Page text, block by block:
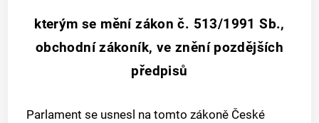
kterým se mění zákon č. 513/1991 Sb.,
obchodní zákoník, ve znění pozdějších
předpisů
Parlament se usnesl na tomto zákoně České